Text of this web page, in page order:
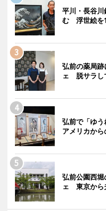
平川・長谷
む 浮世絵を
弘前の薬局
ェ 脱サラし
弘前で「ゆ
アメリカから
弘前公園西
ェ 東京から